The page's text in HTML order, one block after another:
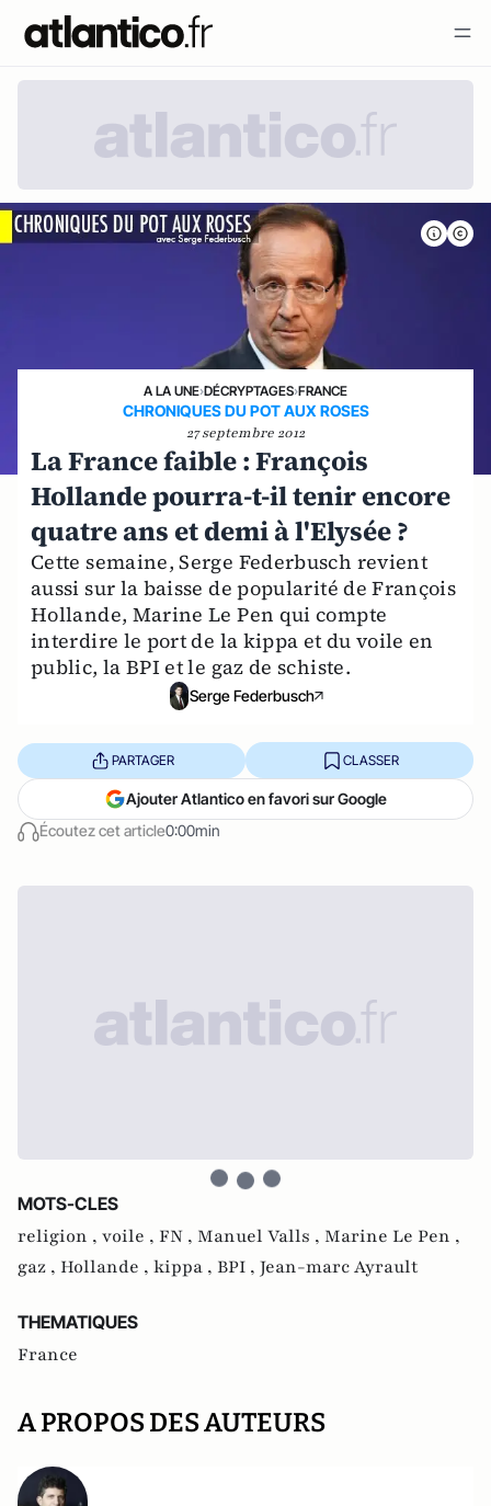
A LA UNE›DÉCRYPTAGES›FRANCE
CHRONIQUES DU POT AUX ROSES
27 septembre 2012
La France faible : François
Hollande pourra-t-il tenir encore
quatre ans et demi à l'Elysée ?
Cette semaine, Serge Federbusch revient
aussi sur la baisse de popularité de François
Hollande, Marine Le Pen qui compte
interdire le port de la kippa et du voile en
public, la BPI et le gaz de schiste.
Serge Federbusch
Écoutez cet article0:00min
PARTAGER CLASSER
Ajouter Atlantico en favori sur Google
MOTS-CLES
religion , voile , FN , Manuel Valls , Marine Le Pen ,
gaz , Hollande , kippa , BPI , Jean-marc Ayrault
THEMATIQUES
France
A PROPOS DES AUTEURS